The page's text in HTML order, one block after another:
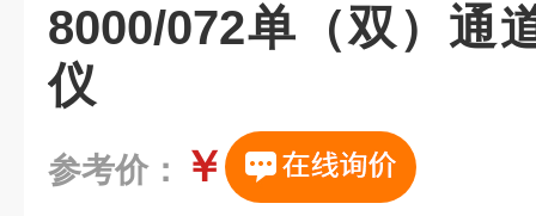
8000/072单（双）通
仪
参考价： ￥